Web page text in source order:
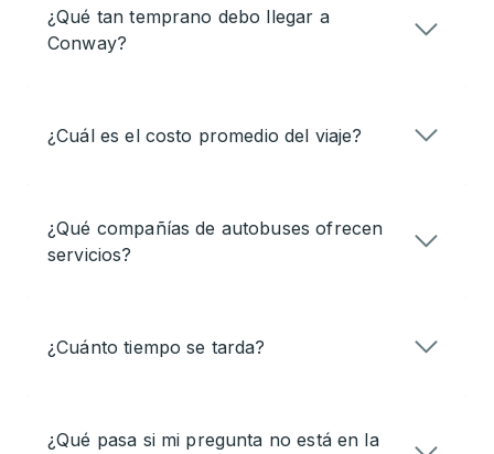
¿Qué tan temprano debo llegar a
Conway?
¿Cuál es el costo promedio del viaje?
¿Qué compañías de autobuses ofrecen
servicios?
¿Cuánto tiempo se tarda?
¿Qué pasa si mi pregunta no está en la